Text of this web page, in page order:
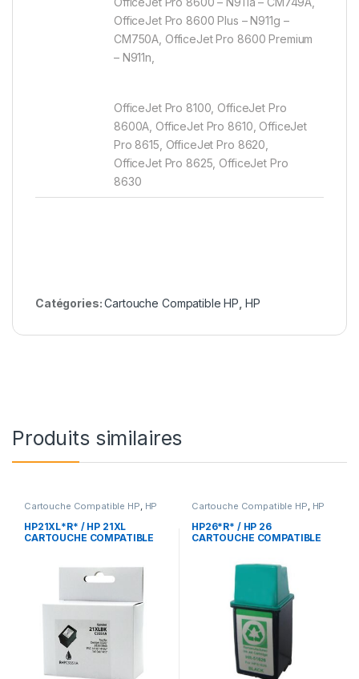
OfficeJet Pro 8600 Plus – N911g –
CM750A, OfficeJet Pro 8600 Premium
– N911n,
OfficeJet Pro 8100, OfficeJet Pro
8600A, OfficeJet Pro 8610, OfficeJet
Pro 8615, OfficeJet Pro 8620,
OfficeJet Pro 8625, OfficeJet Pro
8630
Catégories:Cartouche Compatible HP, HP
Produits similaires
Cartouche Compatible HP, HP
HP21XL*R* / HP 21XL
CARTOUCHE COMPATIBLE
Cartouche Compatible HP, HP
HP26*R* / HP 26
CARTOUCHE COMPATIBLE